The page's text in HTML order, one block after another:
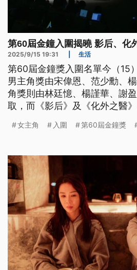
第60屆金鐘入圍揭曉 影后、化
2025/9/15 19:31 生活
第60屆金鐘獎入圍名單今（15
男主角獎由宋偉恩、范少勳、
角獎則由林廷憶、楊謹華、謝
取，而《影后》及《化外之醫
獎共設有48個獎項，公視入圍
女主角 入圍 第60屆金鐘獎